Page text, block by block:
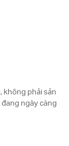
không phải sản
ngày càng